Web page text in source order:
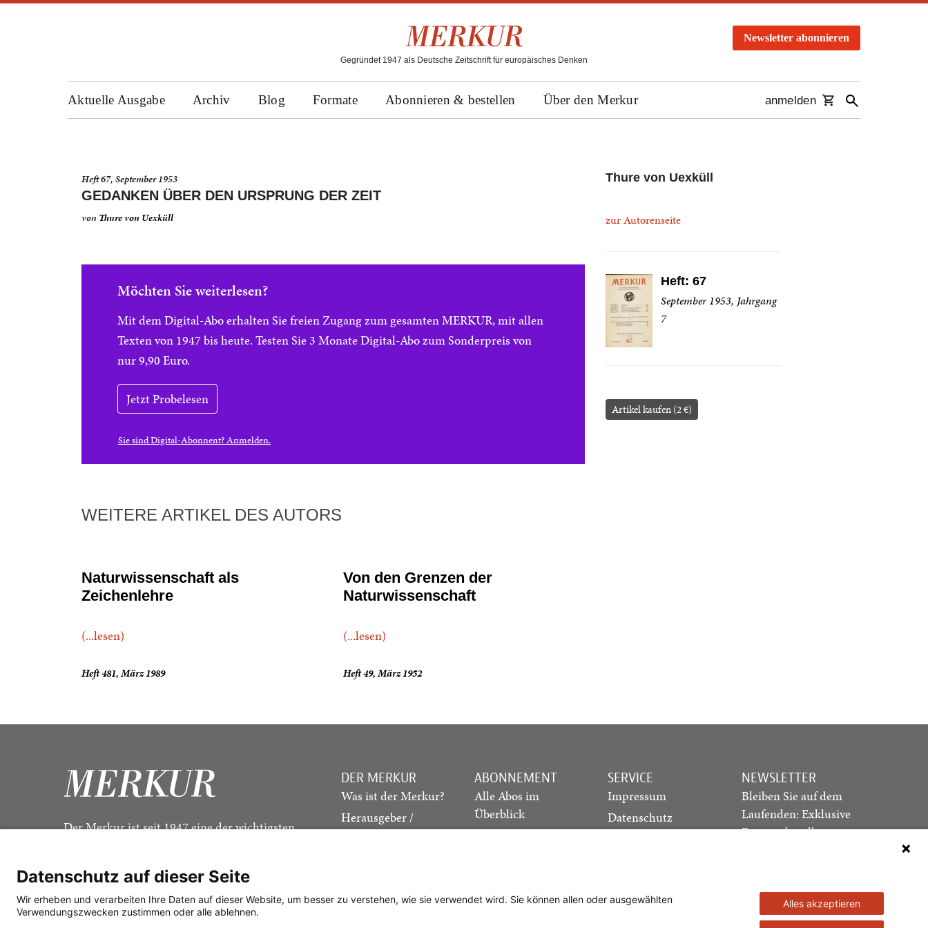
Gegründet 1947 als Deutsche Zeitschrift für europäisches Denken
Newsletter abonnieren
Aktuelle Ausgabe Archiv Blog Formate Abonnieren & bestellen Über den Merkur anmelden
Heft 67, September 1953
GEDANKEN ÜBER DEN URSPRUNG DER ZEIT
von Thure von Uexküll
Möchten Sie weiterlesen?
Mit dem Digital-Abo erhalten Sie freien Zugang zum gesamten MERKUR, mit allen
Texten von 1947 bis heute. Testen Sie 3 Monate Digital-Abo zum Sonderpreis von
nur 9,90 Euro.
Jetzt Probelesen
Sie sind Digital-Abonnent? Anmelden.
Thure von Uexküll
zur Autorenseite
Heft: 67
September 1953, Jahrgang
7
Artikel kaufen (2 €)
WEITERE ARTIKEL DES AUTORS
Naturwissenschaft als
Zeichenlehre
(...lesen)
Heft 481, März 1989
Von den Grenzen der
Naturwissenschaft
(...lesen)
Heft 49, März 1952
Der Merkur ist seit 1947 eine der wichtigsten
DER MERKUR
Was ist der Merkur?
Herausgeber /
Redaktion
ABONNEMENT
Alle Abos im
Überblick
Print-Abo
Studierenden-Abo
SERVICE
Impressum
Datenschutz
NEWSLETTER
Bleiben Sie auf dem
Laufenden: Exklusive
Essays, aktuelle
Newsletter abonnieren
Datenschutz auf dieser Seite
Wir erheben und verarbeiten Ihre Daten auf dieser Website, um besser zu verstehen, wie sie verwendet wird. Sie können allen oder ausgewählten
Verwendungszwecken zustimmen oder alle ablehnen.
Alles akzeptieren